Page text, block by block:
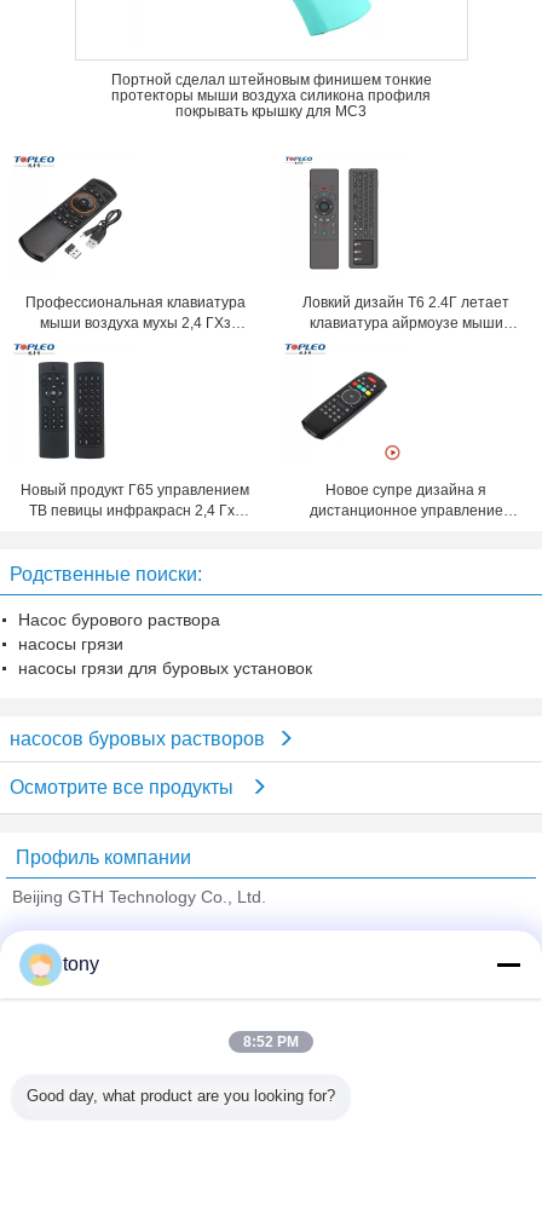
Портной сделал штейновым финишем тонкие
протекторы мыши воздуха силикона профиля
покрывать крышку для МС3
Профессиональная клавиатура
мыши воздуха мухы 2,4 ГХз
высокой отметки С6 6-Аксис
дизайна Соматосенсоры
беспроводная
Ловкий дизайн Т6 2.4Г летает
клавиатура айрмоузе мыши
мини беспроводная с сенсорной
Новый продукт Г65 управлением
ТВ певицы инфракрасн 2,4 Гхз
комбинированные
Новое супре дизайна я
дистанционное управление
соответствующее для андроида,
Родственные поиски:
Насос бурового раствора
насосы грязи
насосы грязи для буровых установок
насосов буровых растворов
Осмотрите все продукты
Профиль компании
Beijing GTH Technology Co., Ltd.
Trust Seal
Все продукты
tony
8:52 PM
Good day, what product are you looking for?